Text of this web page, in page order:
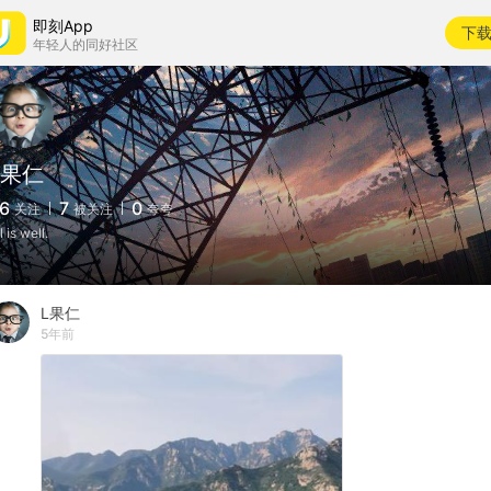
即刻App
年轻人的同好社区
下载
仁
关注 7 被关注 0 夸夸
is well.
L果仁
5年前